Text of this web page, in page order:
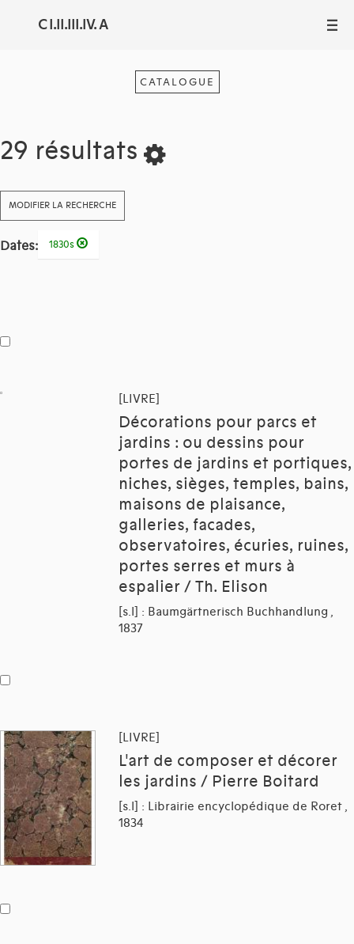
C I.II.III.IV. A III
CATALOGUE
29 résultats
MODIFIER LA RECHERCHE
Dates: 1830s
[LIVRE]
Décorations pour parcs et
jardins : ou dessins pour
portes de jardins et portiques,
niches, sièges, temples, bains,
maisons de plaisance,
galleries, facades,
observatoires, écuries, ruines,
portes serres et murs à
espalier / Th. Elison
[s.l] : Baumgärtnerisch Buchhandlung ,
1837
[LIVRE]
L'art de composer et décorer
les jardins / Pierre Boitard
[s.l] : Librairie encyclopédique de Roret ,
1834